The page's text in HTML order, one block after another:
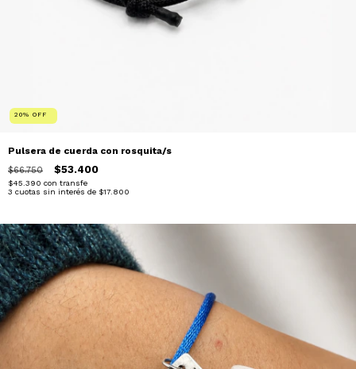
20% OFF
Pulsera de cuerda con rosquita/s
$66.750 $53.400
$45.390 con transfe
3 cuotas sin interés de $17.800